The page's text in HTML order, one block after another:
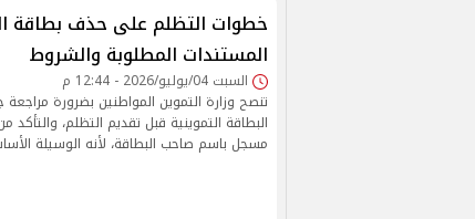
المستندات المطلوبة والشروط
السبت 04/يوليو/2026 - 12:44 م
تنصح وزارة التموين المواطنين بضرورة مراجعة
البطاقة التموينية قبل تقديم التظلم،
مسجل باسم صاحب البطاقة، لأنه الوسيلة